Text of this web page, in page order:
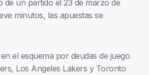
de un partido el 23 de marzo de
minutos, las apuestas se
el esquema por deudas de juego
Los Angeles Lakers y Toronto